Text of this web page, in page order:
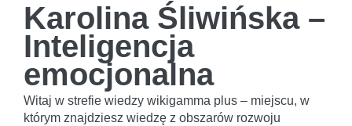
Karolina Śliwińska –
Inteligencja
emocjonalna
Witaj w strefie wiedzy wikigamma plus – miejscu, w
którym znajdziesz wiedzę z obszarów rozwoju